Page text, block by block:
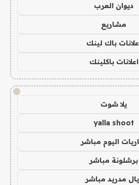
ديوان العرب
مشاريع
باك لينك
اعلانات باكلينك
!
يلا شوت
yalla shoot
اليوم مباشر
برشلونة مباشر
مدريد مباشر